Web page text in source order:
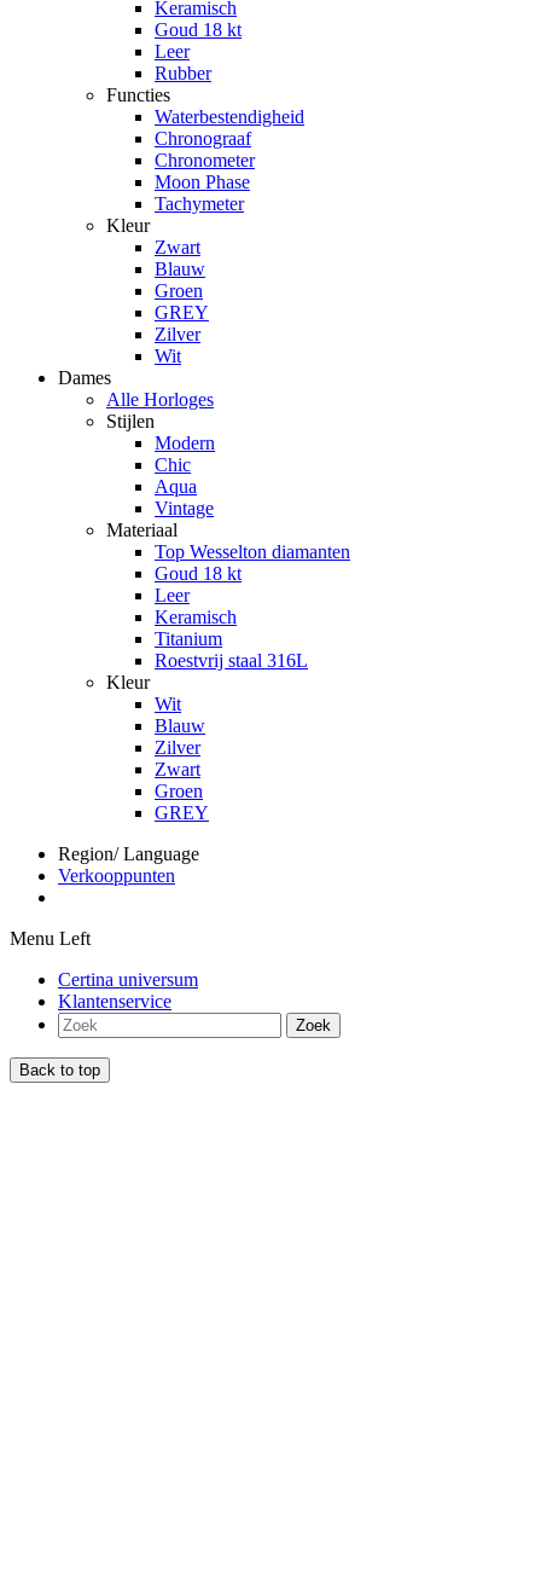
Keramisch
Goud 18 kt
Leer
Rubber
Functies
Waterbestendigheid
Chronograaf
Chronometer
Moon Phase
Tachymeter
Kleur
Zwart
Blauw
Groen
GREY
Zilver
Wit
Dames
Alle Horloges
Stijlen
Modern
Chic
Aqua
Vintage
Materiaal
Top Wesselton diamanten
Goud 18 kt
Leer
Keramisch
Titanium
Roestvrij staal 316L
Kleur
Wit
Blauw
Zilver
Zwart
Groen
GREY
Region/ Language
Verkooppunten
Menu Left
Certina universum
Klantenservice
Zoek
Back to top